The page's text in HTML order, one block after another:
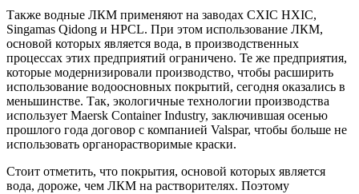
Также водные ЛКМ применяют на заводах CXIC HXIC,
Singamas Qidong и HPCL. При этом использование ЛКМ,
основой которых является вода, в производственных
процессах этих предприятий ограничено. Те же предприятия,
которые модернизировали производство, чтобы расширить
использование водоосновных покрытий, сегодня оказались в
меньшинстве. Так, экологичные технологии производства
использует Maersk Container Industry, заключившая осенью
прошлого года договор с компанией Valspar, чтобы больше не
использовать органорастворимые краски.
Стоит отметить, что покрытия, основой которых является
вода, дороже, чем ЛКМ на растворителях. Поэтому